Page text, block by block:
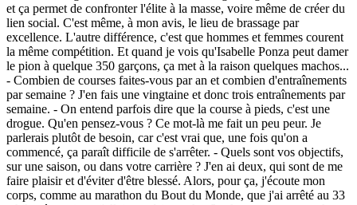
et ça permet de confronter l'élite à la masse, voire même de créer du
lien social. C'est même, à mon avis, le lieu de brassage par
excellence. L'autre différence, c'est que hommes et femmes courent
la même compétition. Et quand je vois qu'Isabelle Ponza peut damer
le pion à quelque 350 garçons, ça met à la raison quelques machos...
- Combien de courses faites-vous par an et combien d'entraînements
par semaine ? J'en fais une vingtaine et donc trois entraînements par
semaine. - On entend parfois dire que la course à pieds, c'est une
drogue. Qu'en pensez-vous ? Ce mot-là me fait un peu peur. Je
parlerais plutôt de besoin, car c'est vrai que, une fois qu'on a
commencé, ça paraît difficile de s'arrêter. - Quels sont vos objectifs,
sur une saison, ou dans votre carrière ? J'en ai deux, qui sont de me
faire plaisir et d'éviter d'être blessé. Alors, pour ça, j'écoute mon
corps, comme au marathon du Bout du Monde, que j'ai arrêté au 33